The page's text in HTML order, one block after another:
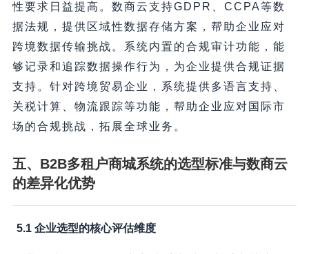
性要求日益提高。数商云支持GDPR、CCPA等数
据法规，提供区域性数据存储方案，帮助企业应对
跨境数据传输挑战。系统内置的合规审计功能，能
够记录和追踪数据操作行为，为企业提供合规证据
支持。针对跨境贸易企业，系统提供多语言支持、
关税计算、物流跟踪等功能，帮助企业应对国际市
场的合规挑战，拓展全球业务。
五、B2B多租户商城系统的选型标准与数商云
的差异化优势
5.1 企业选型的核心评估维度